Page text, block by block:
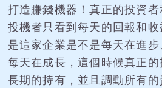
打造賺錢機器！真正的投資者
投機者只看到每天的回報和
是這家企業是不是每天在進步
每天在成長，這個時候真正
長期的持有，並且調動所有